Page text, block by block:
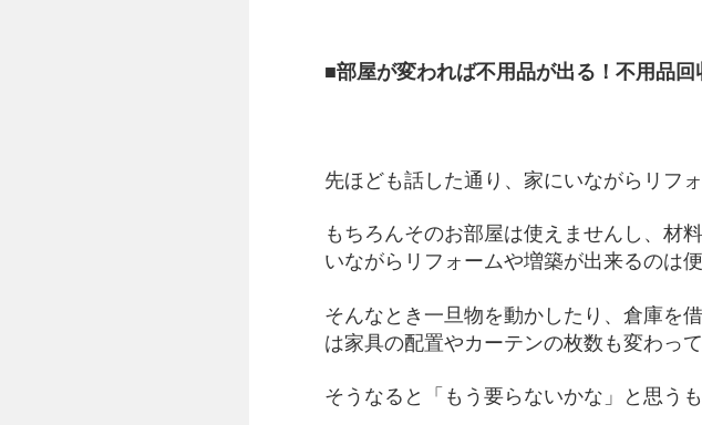
■部屋が変われば不用品が出る！不用品
先ほども話した通り、家にいながらリフ
もちろんそのお部屋は使えませんし、材
いながらリフォームや増築が出来るのは便
そんなとき一旦物を動かしたり、倉庫を
は家具の配置やカーテンの枚数も変わって
そうなると「もう要らないかな」と思う